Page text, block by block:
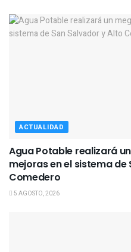
ACTUALIDAD
Agua Potable realizará
mejoras en el sistema de
Comedero
5 AGOSTO, 2026